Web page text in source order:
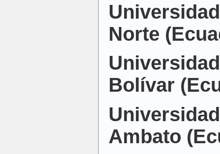
Norte
Bolívar
Ambato